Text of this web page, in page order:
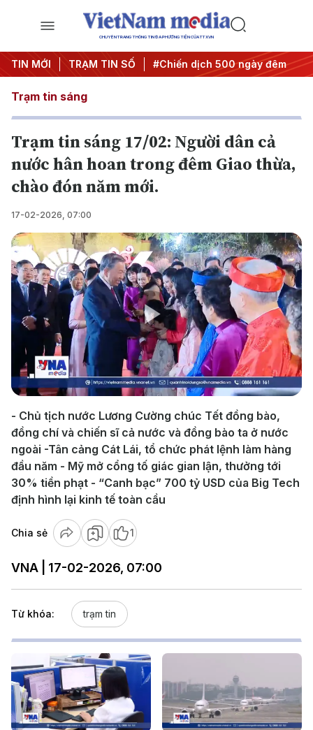
CHUYÊN TRANG THÔNG TIN ĐA PHƯƠNG TIỆN CỦA TTXVN
TIN MỚI TRẠM TIN SỐ
thành hành động #Chiến dịch 500 ngày đêm
Trạm tin sáng
Trạm tin sáng 17/02: Người dân cả
nước hân hoan trong đêm Giao thừa,
chào đón năm mới.
17-02-2026, 07:00
Play
Video
- Chủ tịch nước Lương Cường chúc Tết đồng bào,
đồng chí và chiến sĩ cả nước và đồng bào ta ở nước
ngoài -Tân cảng Cát Lái, tổ chức phát lệnh làm hàng
đầu năm - Mỹ mở cổng tố giác gian lận, thưởng tới
30% tiền phạt - “Canh bạc” 700 tỷ USD của Big Tech
định hình lại kinh tế toàn cầu
Chia sẻ 1
VNA | 17-02-2026, 07:00
Từ khóa: trạm tin